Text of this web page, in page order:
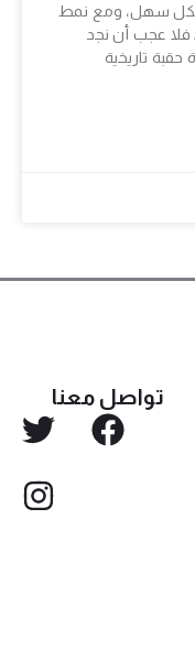
سهل، ومع نمط
الحياة المتزايد والمقلق في القرن الـ 21 فلا عجب أن نجد
تاريخية
تواصل معنا